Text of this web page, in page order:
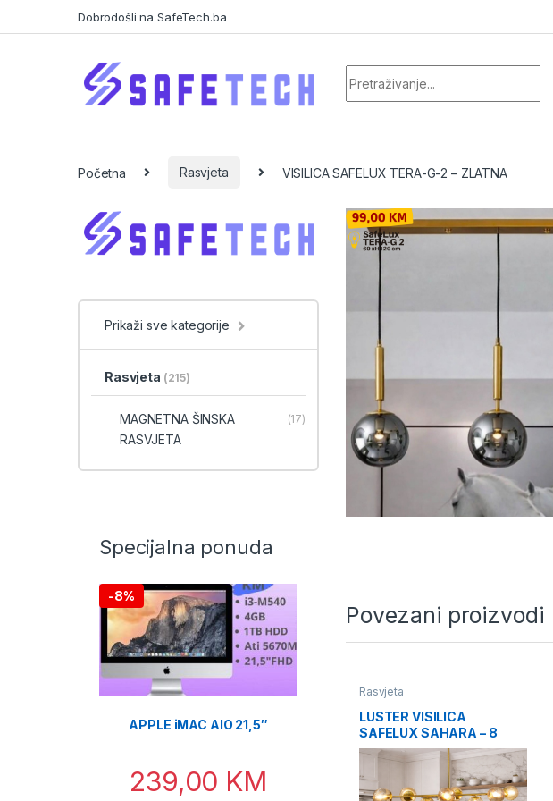
Dobrodošli na SafeTech.ba
Početna Rasvjeta VISILICA SAFELUX TERA-G-2 – ZLATNA
Povezani proizvodi
Rasvjeta
LUSTER VISILICA
SAFELUX SAHARA – 8
KUGLI
Prikaži sve kategorije
Rasvjeta (215)
MAGNETNA ŠINSKA
RASVJETA
(17)
Specijalna ponuda
-8%
APPLE iMAC AIO 21,5″
239,00 KM